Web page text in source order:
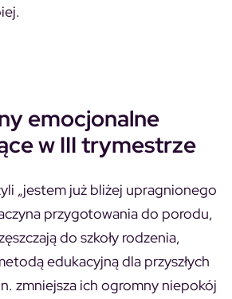
emocjonalne
w III trymestrze
„jestem już bliżej upragnionego
przygotowania do porodu,
do szkoły rodzenia,
edukacyjną dla przyszłych
zmniejsza ich ogromny niepokój